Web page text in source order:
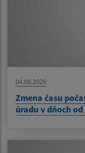
04.08.2026
Zmena času
úradu v dňoch